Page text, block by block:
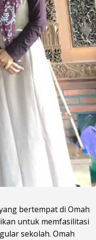
bertempat di Omah
untuk memfasilitasi
sekolah. Omah